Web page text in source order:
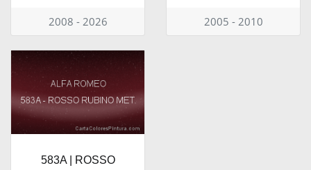
2008 - 2026 2005 - 2010
583A | ROSSO